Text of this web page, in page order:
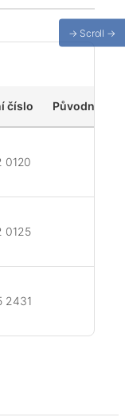
číslo Původní
0120
0125
2431
→ Scroll →